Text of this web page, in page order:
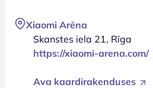
Xiaomi Arēna
Skanstes iela 21, Rīga
https://xiaomi-arena.com/
Ava kaardirakenduses